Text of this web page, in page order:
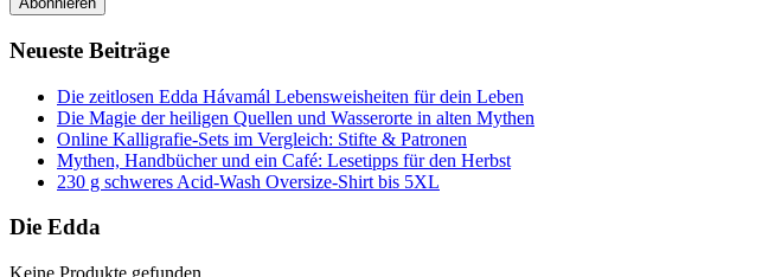
Neueste Beiträge
Die zeitlosen Edda Hávamál Lebensweisheiten für dein Leben
Die Magie der heiligen Quellen und Wasserorte in alten Mythen
Online Kalligrafie‑Sets im Vergleich: Stifte & Patronen
Mythen, Handbücher und ein Café: Lesetipps für den Herbst
230 g schweres Acid-Wash Oversize-Shirt bis 5XL
Die Edda